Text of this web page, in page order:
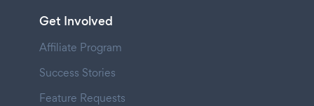
Get Involved
Affiliate Program
Success Stories
Feature Requests